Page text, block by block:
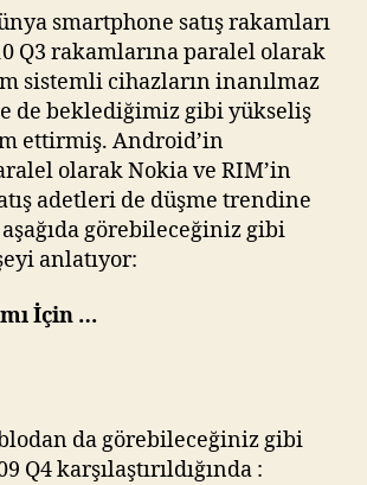
smartphone satış rakamları
Q3 rakamlarına paralel olarak
sistemli cihazların inanılmaz
de beklediğimiz gibi yükseliş
ettirmiş. Android’in
olarak Nokia ve RIM’in
adetleri de düşme trendine
görebileceğiniz gibi
anlatıyor:
İçin …
da görebileceğiniz gibi
Q4 karşılaştırıldığında :